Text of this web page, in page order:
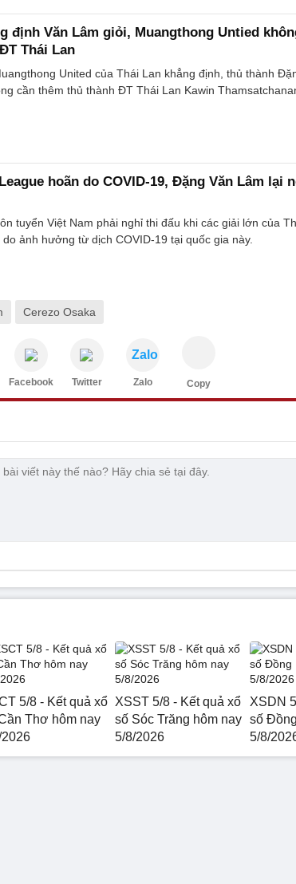
định Văn Lâm giỏi, Muangthong Untied
Thái Lan
United của Thái Lan khẳng định, thủ thành
cần thêm thủ thành ĐT Thái Lan Kawin
hoãn do COVID-19, Đặng Văn Lâm lại
tuyển Việt Nam phải nghỉ thi đấu khi các giải lớn của
do ảnh hưởng từ dịch COVID-19 tại quốc gia này.
Cerezo Osaka
Facebook Twitter
Zalo
Zalo Copy
5/8 - Kết quả xổ
Thơ hôm nay
XSST 5/8 - Kết quả xổ
số Sóc Trăng hôm nay
5/8/2026
XSDN
số
5/8/